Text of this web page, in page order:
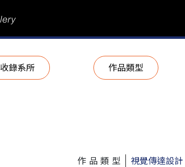
收錄系所 作品類型
作品類型 視覺傳達設計